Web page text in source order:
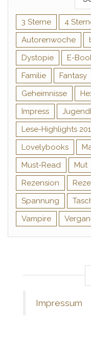
3 Sterne 4
Autorenwoche
Dystopie
E-
Familie
Fantasy
Geheimnisse
Impress
Lese-Highlights
Lovelybooks
Must-Read
Mut
Rezension
Spannung
Vampire
Impressum